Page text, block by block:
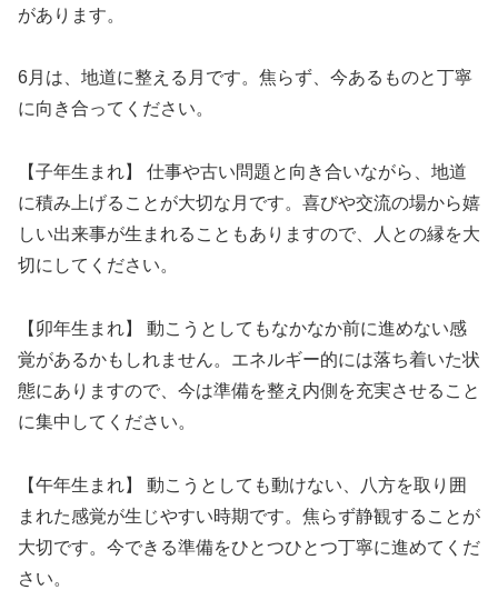
があります。
6月は、地道に整える月です。焦らず、今あるものと丁寧
に向き合ってください。
【子年生まれ】 仕事や古い問題と向き合いながら、地道
に積み上げることが大切な月です。喜びや交流の場から嬉
しい出来事が生まれることもありますので、人との縁を大
切にしてください。
【卯年生まれ】 動こうとしてもなかなか前に進めない感
覚があるかもしれません。エネルギー的には落ち着いた状
態にありますので、今は準備を整え内側を充実させること
に集中してください。
【午年生まれ】 動こうとしても動けない、八方を取り囲
まれた感覚が生じやすい時期です。焦らず静観することが
大切です。今できる準備をひとつひとつ丁寧に進めてくだ
さい。